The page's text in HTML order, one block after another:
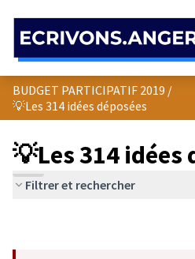
BUDGET PARTICIPATIF 2019 /
💡Les 314 idées déposées
💡Les 314 idées
Filtrer et rechercher